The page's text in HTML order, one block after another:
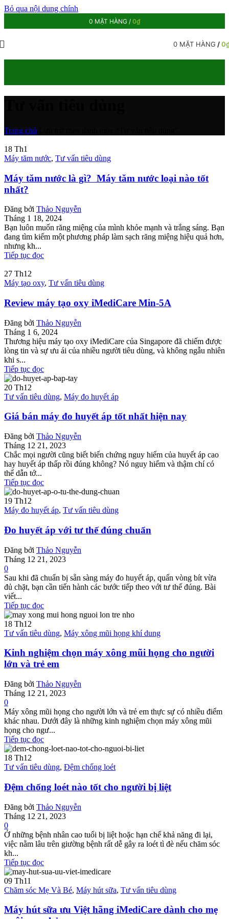
Bỏ qua nội dung chính
0 MẶT HÀNG / 0₫
0 MẶT HÀNG /0
Trang chủ
18 Th1
Máy tăm nước, Tư vấn tiêu dùng
Máy tăm nước là gì? Máy tăm nước loại nào tốt
nhất?
Đăng bởi Thảo Nguyễn
Tháng 1 18, 2024
Bạn luôn muốn răng miệng của mình khỏe mạnh và trắng sáng. Bạn
đang tìm kiếm một phương pháp làm sạch răng miệng hiệu quả hơn,
nhưng kh...
Tiếp tục đọc
27 Th12
Máy tạo oxy, Tư vấn tiêu dùng
Review máy tạo oxy iMediCare Min-5A
Đăng bởi Thảo Nguyễn
Tháng 1 6, 2024
Thương hiệu máy tạo oxy iMediCare của Singapore đã chiếm được
lòng tin và sự ưu ái của nhiều người tiêu dùng, và không ngẫu nhiên
khi s...
Tiếp tục đọc
20 Th12
Tư vấn tiêu dùng, Máy đo huyết áp
Giá bán máy đo huyết áp tốt nhất hiện nay
Đăng bởi Thảo Nguyễn
Tháng 12 21, 2023
Chắc mọi người cũng biết biến chứng nguy hiểm của huyết áp cao
hay huyết áp thấp rồi đúng không? Nó nguy hiểm và thậm chí có
thể dẫn tớ...
Tiếp tục đọc
19 Th12
Máy đo huyết áp, Tư vấn tiêu dùng
Đo huyết áp với tư thế đúng chuẩn
Đăng bởi Thảo Nguyễn
Tháng 12 21, 2023
0
Sau khi đã chuẩn bị sẵn sàng máy đo huyết áp, quấn vòng bít vừa
đủ chặt, bạn cần tiến hành các bước tiếp theo với tư thế đúng. Bài
viết...
Tiếp tục đọc
18 Th12
Tư vấn tiêu dùng, Máy xông mũi họng khí dung
Kinh nghiệm chọn máy xông mũi họng cho người
lớn và trẻ em
Đăng bởi Thảo Nguyễn
Tháng 12 21, 2023
0
Máy xông mũi họng cho người lớn và trẻ em thực sự có nhiều điểm
khác nhau. Dưới đây là những kinh nghiệm chọn máy xông mũi
họng cho ngư...
Tiếp tục đọc
18 Th12
Tư vấn tiêu dùng, Đệm chống loét
Đệm chống loét nào tốt cho người bị liệt
Đăng bởi Thảo Nguyễn
Tháng 12 21, 2023
0
Ở những bệnh nhân cao tuổi bị liệt hoặc hạn chế khả năng đi lại,
việc nằm lâu trên giường bệnh rất dễ gây ra loét tì đè nếu chăm sóc
kh...
Tiếp tục đọc
09 Th11
Chăm sóc Mẹ Và Bé, Máy hút sữa, Tư vấn tiêu dùng
Máy hút sữa ưu Việt hãng iMediCare dành cho mẹ